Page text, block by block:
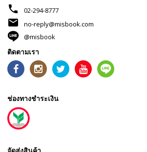
phone 02-294-8777
mail
no-reply@misbook.com
@misbook
ติดตามเรา
ช่องทางชำระเงิน